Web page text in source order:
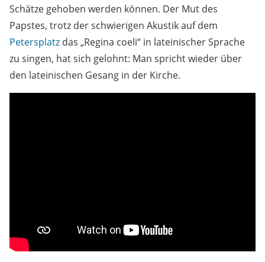
Schätze gehoben werden können. Der Mut des
Papstes, trotz der schwierigen Akustik auf dem
Petersplatz das „Regina coeli“ in lateinischer Sprache
zu singen, hat sich gelohnt: Man spricht wieder über
den lateinischen Gesang in der Kirche.